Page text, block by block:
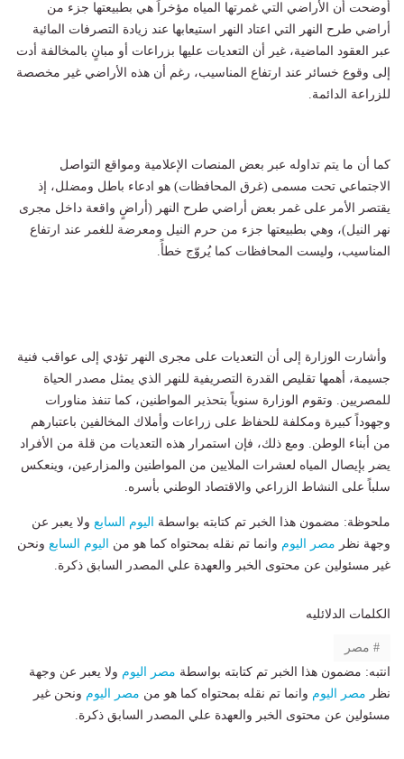
أوضحت أن الأراضي التي غمرتها المياه مؤخراً هي بطبيعتها جزء من
أراضي طرح النهر التي اعتاد النهر استيعابها عند زيادة التصرفات المائية
عبر العقود الماضية، غير أن التعديات عليها بزراعات أو مبانٍ بالمخالفة أدت
إلى وقوع خسائر عند ارتفاع المناسيب، رغم أن هذه الأراضي غير مخصصة
للزراعة الدائمة.
كما أن ما يتم تداوله عبر بعض المنصات الإعلامية ومواقع التواصل
الاجتماعي تحت مسمى (غرق المحافظات) هو ادعاء باطل ومضلل، إذ
يقتصر الأمر على غمر بعض أراضي طرح النهر (أراضٍ واقعة داخل مجرى
نهر النيل)، وهي بطبيعتها جزء من حرم النيل ومعرضة للغمر عند ارتفاع
المناسيب، وليست المحافظات كما يُروّج خطأً.
وأشارت الوزارة إلى أن التعديات على مجرى النهر تؤدي إلى عواقب فنية
جسيمة، أهمها تقليص القدرة التصريفية للنهر الذي يمثل مصدر الحياة
للمصريين. وتقوم الوزارة سنوياً بتحذير المواطنين، كما تنفذ مناورات
وجهوداً كبيرة ومكلفة للحفاظ على زراعات وأملاك المخالفين باعتبارهم
من أبناء الوطن. ومع ذلك، فإن استمرار هذه التعديات من قلة من الأفراد
يضر بإيصال المياه لعشرات الملايين من المواطنين والمزارعين، وينعكس
سلباً على النشاط الزراعي والاقتصاد الوطني بأسره.
ملحوظة: مضمون هذا الخبر تم كتابته بواسطة اليوم السابع ولا يعبر عن
وجهة نظر مصر اليوم وانما تم نقله بمحتواه كما هو من اليوم السابع ونحن
غير مسئولين عن محتوى الخبر والعهدة علي المصدر السابق ذكرة.
الكلمات الدلائليه
مصر
انتبه: مضمون هذا الخبر تم كتابته بواسطة مصر اليوم ولا يعبر عن وجهة
نظر مصر اليوم وانما تم نقله بمحتواه كما هو من مصر اليوم ونحن غير
مسئولين عن محتوى الخبر والعهدة علي المصدر السابق ذكرة.